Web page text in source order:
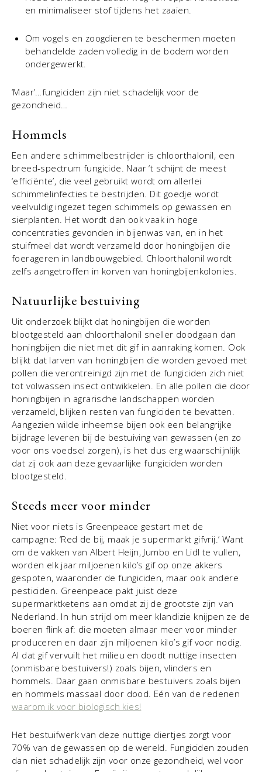
en minimaliseer stof tijdens het zaaien.
Om vogels en zoogdieren te beschermen moeten
behandelde zaden volledig in de bodem worden
ondergewerkt.
‘Maar’…fungiciden zijn niet schadelijk voor de
gezondheid…
Hommels
Een andere schimmelbestrijder is chloorthalonil, een
breed-spectrum fungicide. Naar ‘t schijnt de meest
‘efficiënte’, die veel gebruikt wordt om allerlei
schimmelinfecties te bestrijden. Dit goedje wordt
veelvuldig ingezet tegen schimmels op gewassen en
sierplanten. Het wordt dan ook vaak in hoge
concentraties gevonden in bijenwas van, en in het
stuifmeel dat wordt verzameld door honingbijen die
foerageren in landbouwgebied. Chloorthalonil wordt
zelfs aangetroffen in korven van honingbijenkolonies.
Natuurlijke bestuiving
Uit onderzoek blijkt dat honingbijen die worden
blootgesteld aan chloorthalonil sneller doodgaan dan
honingbijen die niet met dit gif in aanraking komen. Ook
blijkt dat larven van honingbijen die worden gevoed met
pollen die verontreinigd zijn met de fungiciden zich niet
tot volwassen insect ontwikkelen. En alle pollen die door
honingbijen in agrarische landschappen worden
verzameld, blijken resten van fungiciden te bevatten.
Aangezien wilde inheemse bijen ook een belangrijke
bijdrage leveren bij de bestuiving van gewassen (en zo
voor ons voedsel zorgen), is het dus erg waarschijnlijk
dat zij ook aan deze gevaarlijke fungiciden worden
blootgesteld.
Steeds meer voor minder
Niet voor niets is Greenpeace gestart met de
campagne: ‘Red de bij, maak je supermarkt gifvrij.’ Want
om de vakken van Albert Heijn, Jumbo en Lidl te vullen,
worden elk jaar miljoenen kilo’s gif op onze akkers
gespoten, waaronder de fungiciden, maar ook andere
pesticiden. Greenpeace pakt juist deze
supermarktketens aan omdat zij de grootste zijn van
Nederland. In hun strijd om meer klandizie knijpen ze de
boeren flink af: die moeten almaar meer voor minder
produceren en daar zijn miljoenen kilo’s gif voor nodig.
Al dat gif vervuilt het milieu en doodt nuttige insecten
(onmisbare bestuivers!) zoals bijen, vlinders en
hommels. Daar gaan onmisbare bestuivers zoals bijen
en hommels massaal door dood. Eén van de redenen
waarom ik voor biologisch kies!
Het bestuifwerk van deze nuttige diertjes zorgt voor
70% van de gewassen op de wereld. Fungiciden zouden
dan niet schadelijk zijn voor onze gezondheid, wel voor